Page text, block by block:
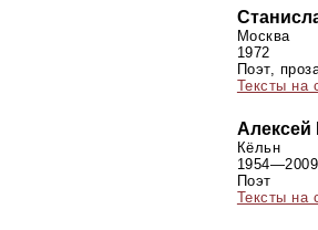
Москва
1972
Поэт,
Тексты на
Кёльн
1954—2009
Поэт
Тексты на